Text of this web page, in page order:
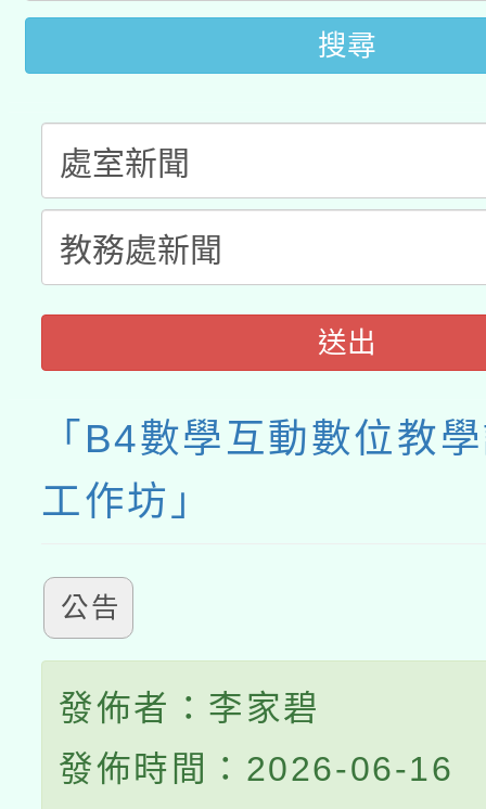
搜尋
送出
「B4數學互動數位教
工作坊」
公告
發佈者：李家碧
發佈時間：2026-06-16